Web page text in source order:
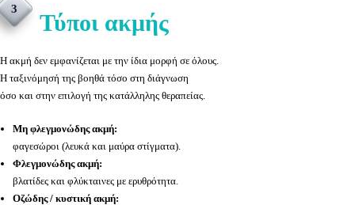
3
Τύποι ακμής
Η ακμή δεν εμφανίζεται με την ίδια μορφή σε όλους.
Η ταξινόμησή της βοηθά τόσο στη διάγνωση
όσο και στην επιλογή της κατάλληλης θεραπείας.
Μη φλεγμονώδης ακμή:
φαγεσώροι (λευκά και μαύρα στίγματα).
Φλεγμονώδης ακμή:
βλατίδες και φλύκταινες με ερυθρότητα.
Οζώδης / κυστική ακμή: